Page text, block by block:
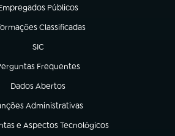
Públicos
em nova aba)
Classificadas
em nova aba)
SIC
(abre em nova aba)
Frequentes
em nova aba)
Dados Abertos
(abre em nova aba)
Administrativas
em nova aba)
e Aspectos Tecnológicos
aba)